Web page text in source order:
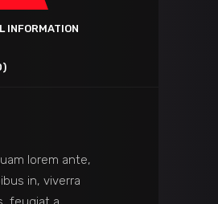
INFORMATION
lorem ante,
in, viverra